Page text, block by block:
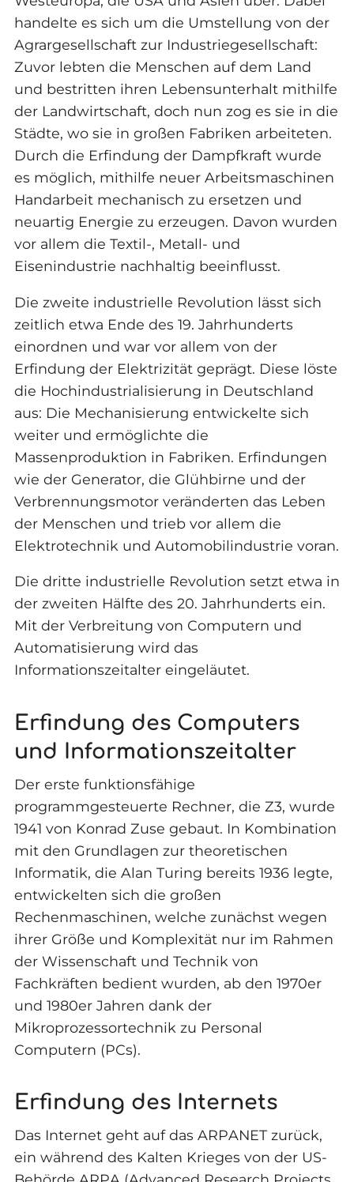
handelte es sich um die Umstellung von der
Agrargesellschaft zur Industriegesellschaft:
Zuvor lebten die Menschen auf dem Land
und bestritten ihren Lebensunterhalt mithilfe
der Landwirtschaft, doch nun zog es sie in die
Städte, wo sie in großen Fabriken arbeiteten.
Durch die Erfindung der Dampfkraft wurde
es möglich, mithilfe neuer Arbeitsmaschinen
Handarbeit mechanisch zu ersetzen und
neuartig Energie zu erzeugen. Davon wurden
vor allem die Textil-, Metall- und
Eisenindustrie nachhaltig beeinflusst.
Die zweite industrielle Revolution lässt sich
zeitlich etwa Ende des 19. Jahrhunderts
einordnen und war vor allem von der
Erfindung der Elektrizität geprägt. Diese löste
die Hochindustrialisierung in Deutschland
aus: Die Mechanisierung entwickelte sich
weiter und ermöglichte die
Massenproduktion in Fabriken. Erfindungen
wie der Generator, die Glühbirne und der
Verbrennungsmotor veränderten das Leben
der Menschen und trieb vor allem die
Elektrotechnik und Automobilindustrie voran.
Die dritte industrielle Revolution setzt etwa in
der zweiten Hälfte des 20. Jahrhunderts ein.
Mit der Verbreitung von Computern und
Automatisierung wird das
Informationszeitalter eingeläutet.
Erfindung des Computers
und Informationszeitalter
Der erste funktionsfähige
programmgesteuerte Rechner, die Z3, wurde
1941 von Konrad Zuse gebaut. In Kombination
mit den Grundlagen zur theoretischen
Informatik, die Alan Turing bereits 1936 legte,
entwickelten sich die großen
Rechenmaschinen, welche zunächst wegen
ihrer Größe und Komplexität nur im Rahmen
der Wissenschaft und Technik von
Fachkräften bedient wurden, ab den 1970er
und 1980er Jahren dank der
Mikroprozessortechnik zu Personal
Computern (PCs).
Erfindung des Internets
Das Internet geht auf das ARPANET zurück,
ein während des Kalten Krieges von der US-